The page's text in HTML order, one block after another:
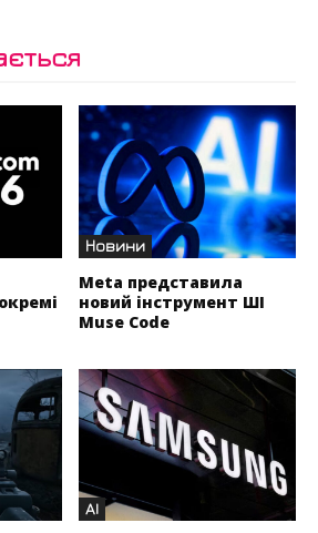
Новини
Meta представила
новий інструмент ШІ
Muse Code
AI